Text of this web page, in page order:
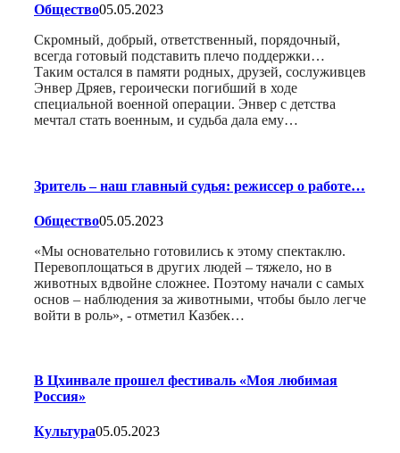
Общество05.05.2023
Скромный, добрый, ответственный, порядочный,
всегда готовый подставить плечо поддержки…
Таким остался в памяти родных, друзей, сослуживцев
Энвер Дряев, героически погибший в ходе
специальной военной операции. Энвер с детства
мечтал стать военным, и судьба дала ему…
Зритель – наш главный судья: режиссер о работе…
Общество05.05.2023
«Мы основательно готовились к этому спектаклю.
Перевоплощаться в других людей – тяжело, но в
животных вдвойне сложнее. Поэтому начали с самых
основ – наблюдения за животными, чтобы было легче
войти в роль», - отметил Казбек…
В Цхинвале прошел фестиваль «Моя любимая
Россия»
Культура05.05.2023